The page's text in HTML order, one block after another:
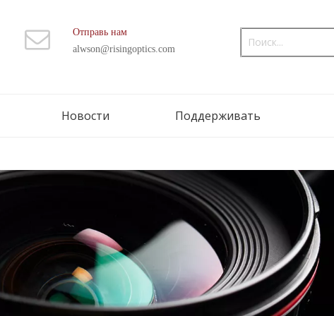
Отправь нам
alwson@risingoptics.com
Новости Поддерживать